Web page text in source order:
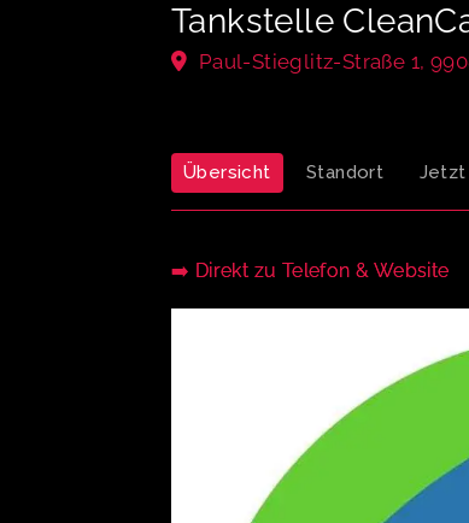
Tankstelle
Paul-Stieglitz-Straße 1,
Übersicht Standort Jetzt
➡️ Direkt zu Telefon & Website